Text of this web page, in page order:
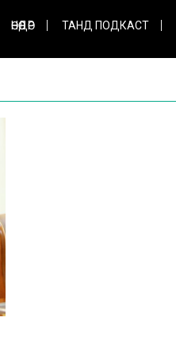
ӨНӨӨДӨР ТАНД ПОДКАСТ